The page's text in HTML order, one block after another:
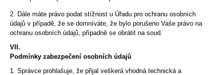
2. Dále máte právo podat stížnost u Úřadu pro ochranu osobních
údajů v případě, že se domníváte, že bylo porušeno Vaše právo na
ochranu osobních údajů, případně se obrátit na soud.
VII.
Podmínky zabezpečení osobních údajů
1. Správce prohlašuje, že přijal veškerá vhodná technická a